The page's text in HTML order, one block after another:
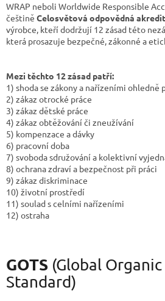
WRAP neboli Worldwide Responsible
češtině Celosvětová odpovědná
výrobce, kteří dodržují 12 zásad této
která prosazuje bezpečné, zákonné a
Mezi těchto 12 zásad patří:
1) shoda se zákony a nařízeními ohledně
2) zákaz otrocké práce
3) zákaz dětské práce
4) zákaz obtěžování či zneužívání
5) kompenzace a dávky
6) pracovní doba
7) svoboda sdružování a kolektivní
8) ochrana zdraví a bezpečnost při práci
9) zákaz diskriminace
10) životní prostředí
11) soulad s celními nařízeními
12) ostraha
GOTS (Global
Standard)